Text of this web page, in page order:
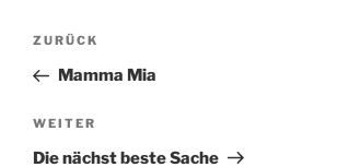
Beitragsnavigation
Vorheriger
Beitrag
ZURÜCK
Mamma Mia
Nächster
Beitrag
WEITER
Die nächst beste Sache